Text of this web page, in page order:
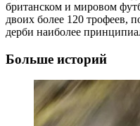
британском и мировом
двоих более 120 трофеев,
дерби наиболее
Больше историй